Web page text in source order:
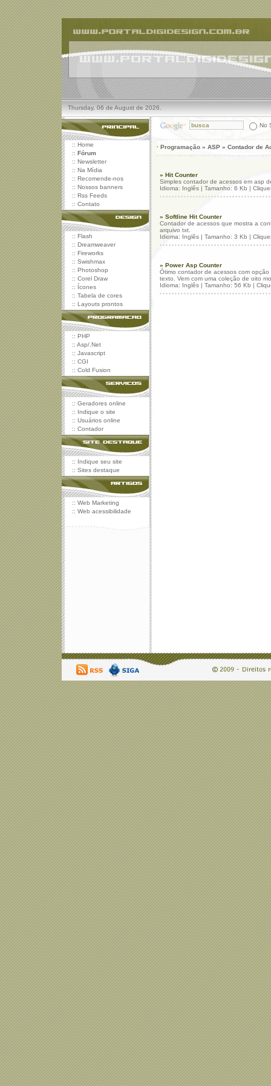
Thursday, 06 de August de 2026.
No
:: Home
:: Fórum
:: Newsletter
:: Na Mídia
:: Recomende-nos
:: Nossos banners
:: Rss Feeds
:: Contato
:: Flash
:: Dreamweaver
:: Fireworks
:: Swishmax
:: Photoshop
:: Corel Draw
:: Ícones
:: Tabela de cores
:: Layouts prontos
:: PHP
:: Asp/.Net
:: Javascript
:: CGI
:: Cold Fusion
:: Geradores online
:: Indique o site
:: Usuários online
:: Contador
:: Indique seu site
:: Sites destaque
:: Web Marketing
:: Web acessibilidade
· Programação » ASP » Contador de
» Hit Counter
Simples contador de acessos em asp
Idioma: Inglês | Tamanho: 6 Kb |
» Softline Hit Counter
Contador de acessos que mostra a
arquivo txt.
Idioma: Inglês | Tamanho: 3 Kb |
» Power Asp Counter
Ótimo contador de acessos com
texto. Vem com uma coleção de oito
Idioma: Inglês | Tamanho: 56 Kb |